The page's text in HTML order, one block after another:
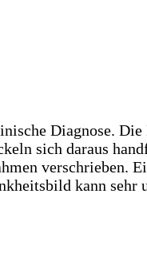
Diagnose.
sich daraus
verschrieben.
kann sehr